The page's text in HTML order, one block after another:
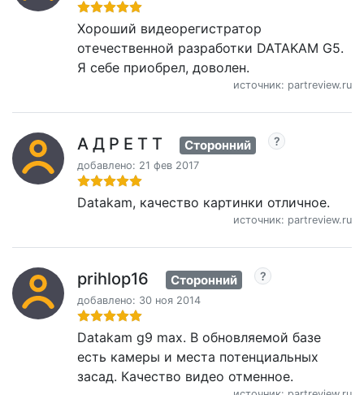
Хороший видеорегистратор
отечественной разработки DATAKAM G5.
Я себе приобрел, доволен.
источник: partreview.ru
А Д Р Е Т Т Сторонний
добавлено: 21 фев 2017
Datakam, качество картинки отличное.
источник: partreview.ru
prihlop16 Сторонний
добавлено: 30 ноя 2014
Datakam g9 max. В обновляемой базе
есть камеры и места потенциальных
засад. Качество видео отменное.